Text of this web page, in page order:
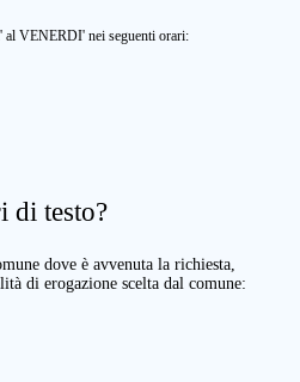
al VENERDI' nei seguenti orari:
di testo?
dove è avvenuta la richiesta,
di erogazione scelta dal comune: